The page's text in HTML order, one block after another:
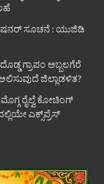
ಸೂಚನೆ : ಯುಜಿಡಿ
ಗ್ರಾಪಂ ಅಬ್ಬಲಗೆರೆ
ಜಿಲ್ಲಾಡಳಿತ?
ರೈಲ್ವೆ ಕೋಚಿಂಗ್
ಎಕ್ಸ್‌ಪ್ರೆಸ್